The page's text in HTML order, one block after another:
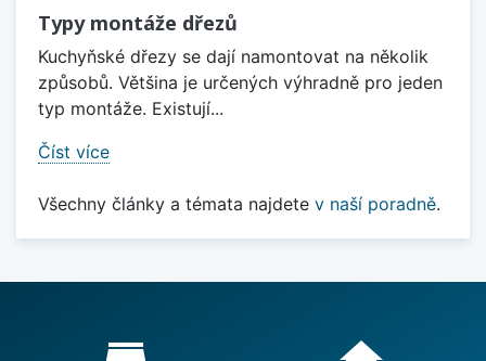
Typy montáže dřezů
Kuchyňské dřezy se dají namontovat na několik
způsobů. Většina je určených výhradně pro jeden
typ montáže. Existují...
Číst více
Všechny články a témata najdete v naší poradně.
Proč nakupovat u nás?